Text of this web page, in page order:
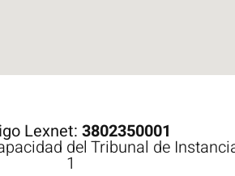
Lexnet: 3802350001
del Tribunal de
1